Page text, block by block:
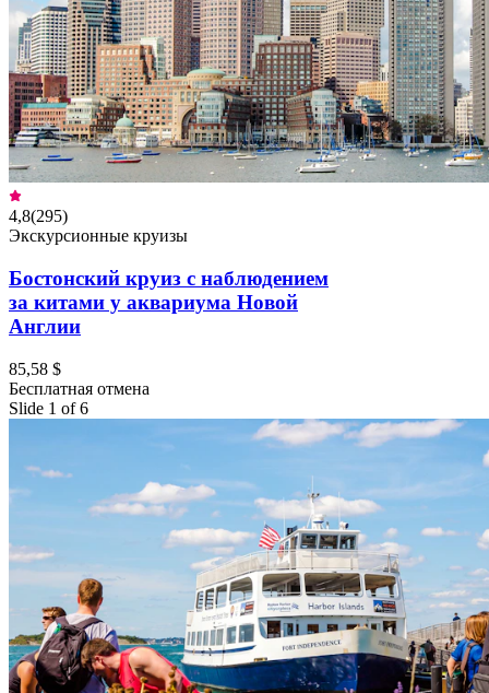
4,8(295)
Экскурсионные круизы
Бостонский круиз с наблюдением
за китами у аквариума Новой
Англии
85,58 $
Бесплатная отмена
Slide 1 of 6